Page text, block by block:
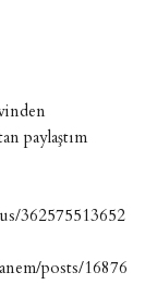
paylaştım
362575513652
posts/16876